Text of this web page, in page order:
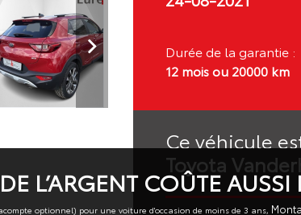
Durée de la garantie :
12 mois ou 20000 km
Ce véhicule
Toyota
L’ARGENT COÛTE AUSSI
optionnel) pour une voiture d'occasion de moins de 3 ans,